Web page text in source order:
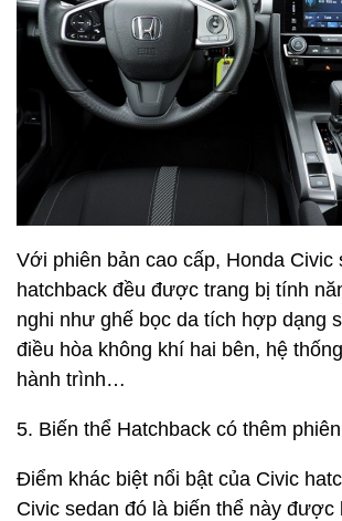
Với phiên bản cao cấp, Honda Civic
hatchback đều được trang bị tính
nghi như ghế bọc da tích hợp dạng
điều hòa không khí hai bên, hệ
hành trình…
5. Biến thể Hatchback có thêm
Điểm khác biệt nổi bật của Civic
Civic sedan đó là biến thể này được